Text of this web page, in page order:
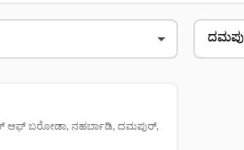
ವಿಳಾಸ
floor, opposite ಬ್ಯಾಂಕ್ ಆಫ್ ಬರೋಡಾ,
ಆಫ್ ಬರೋಡಾ, ನಹರ್ಬಾಡಿ, ದಮಪುರ್,